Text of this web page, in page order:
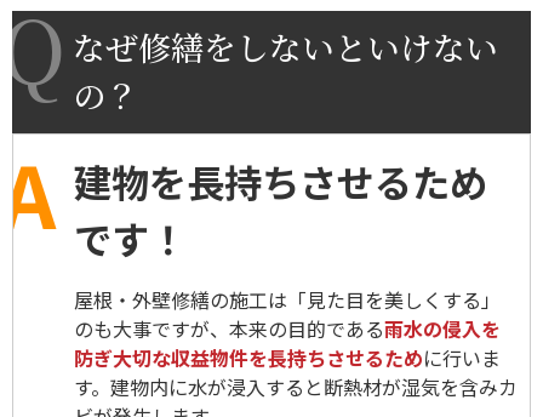
なぜ修繕をしないといけない
の？
建物を長持ちさせるため
です！
屋根・外壁修繕の施工は「見た目を美しくする」
のも大事ですが、本来の目的である雨水の侵入を
防ぎ大切な収益物件を長持ちさせるために行いま
す。建物内に水が浸入すると断熱材が湿気を含みカ